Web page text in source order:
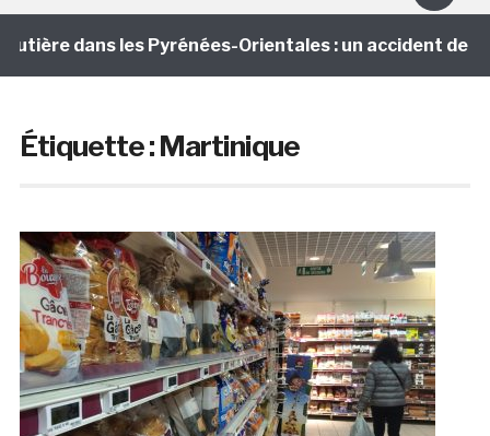
dans les Pyrénées-Orientales : un accident de
Étiquette :Martinique